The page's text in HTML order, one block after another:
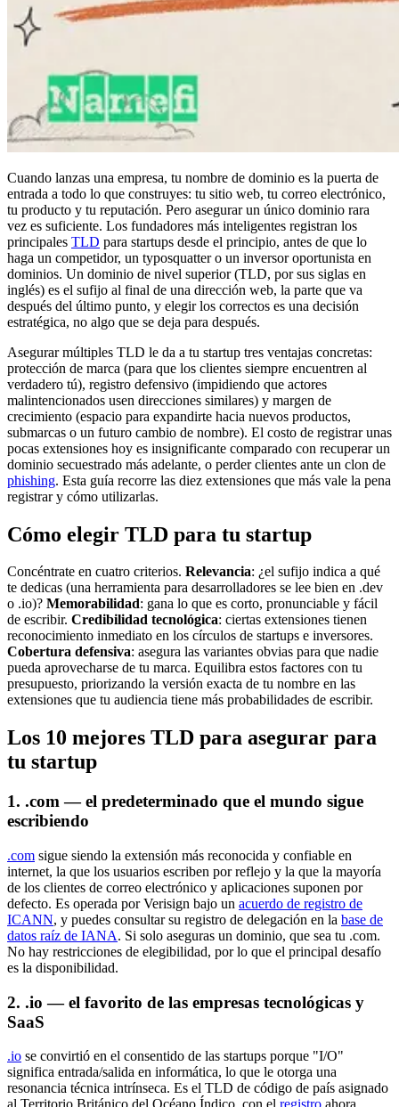
Cuando lanzas una empresa, tu nombre de dominio es la puerta de
entrada a todo lo que construyes: tu sitio web, tu correo electrónico,
tu producto y tu reputación. Pero asegurar un único dominio rara
vez es suficiente. Los fundadores más inteligentes registran los
principales TLD para startups desde el principio, antes de que lo
haga un competidor, un typosquatter o un inversor oportunista en
dominios. Un dominio de nivel superior (TLD, por sus siglas en
inglés) es el sufijo al final de una dirección web, la parte que va
después del último punto, y elegir los correctos es una decisión
estratégica, no algo que se deja para después.
Asegurar múltiples TLD le da a tu startup tres ventajas concretas:
protección de marca (para que los clientes siempre encuentren al
verdadero tú), registro defensivo (impidiendo que actores
malintencionados usen direcciones similares) y margen de
crecimiento (espacio para expandirte hacia nuevos productos,
submarcas o un futuro cambio de nombre). El costo de registrar unas
pocas extensiones hoy es insignificante comparado con recuperar un
dominio secuestrado más adelante, o perder clientes ante un clon de
phishing. Esta guía recorre las diez extensiones que más vale la pena
registrar y cómo utilizarlas.
Cómo elegir TLD para tu startup
Concéntrate en cuatro criterios. Relevancia: ¿el sufijo indica a qué
te dedicas (una herramienta para desarrolladores se lee bien en .dev
o .io)? Memorabilidad: gana lo que es corto, pronunciable y fácil
de escribir. Credibilidad tecnológica: ciertas extensiones tienen
reconocimiento inmediato en los círculos de startups e inversores.
Cobertura defensiva: asegura las variantes obvias para que nadie
pueda aprovecharse de tu marca. Equilibra estos factores con tu
presupuesto, priorizando la versión exacta de tu nombre en las
extensiones que tu audiencia tiene más probabilidades de escribir.
Los 10 mejores TLD para asegurar para
tu startup
1. .com — el predeterminado que el mundo sigue
escribiendo
.com sigue siendo la extensión más reconocida y confiable en
internet, la que los usuarios escriben por reflejo y la que la mayoría
de los clientes de correo electrónico y aplicaciones suponen por
defecto. Es operada por Verisign bajo un acuerdo de registro de
ICANN, y puedes consultar su registro de delegación en la base de
datos raíz de IANA. Si solo aseguras un dominio, que sea tu .com.
No hay restricciones de elegibilidad, por lo que el principal desafío
es la disponibilidad.
2. .io — el favorito de las empresas tecnológicas y
SaaS
.io se convirtió en el consentido de las startups porque "I/O"
significa entrada/salida en informática, lo que le otorga una
resonancia técnica intrínseca. Es el TLD de código de país asignado